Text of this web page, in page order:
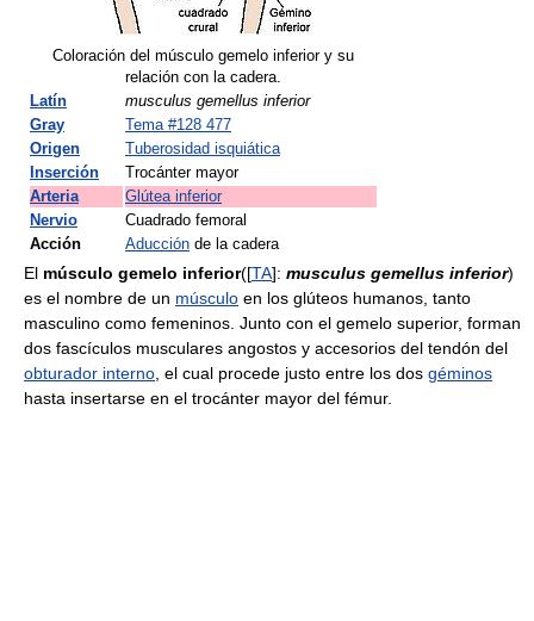
Coloración del músculo gemelo inferior y su
relación con la cadera.
Latín
musculus gemellus inferior
Gray
Tema #128 477
Origen
Tuberosidad isquiática
Inserción
Trocánter mayor
Arteria
Glútea inferior
Nervio
Cuadrado femoral
Acción
Aducción de la cadera
El músculo gemelo inferior([TA]: musculus gemellus inferior)
es el nombre de un músculo en los glúteos humanos, tanto
masculino como femeninos. Junto con el gemelo superior, forman
dos fascículos musculares angostos y accesorios del tendón del
obturador interno , el cual procede justo entre los dos géminos
hasta insertarse en el trocánter mayor del fémur.